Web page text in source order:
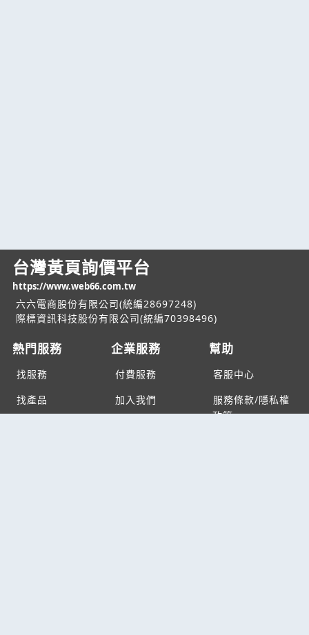
台灣黃頁詢價平台
https://www.web66.com.tw
六六電商股份有限公司(統編28697248)
際標資訊科技股份有限公司(統編70398496)
熱門服務
找服務
找產品
企業服務
付費服務
加入我們
幫助
客服中心
服務條款/隱私權
政策